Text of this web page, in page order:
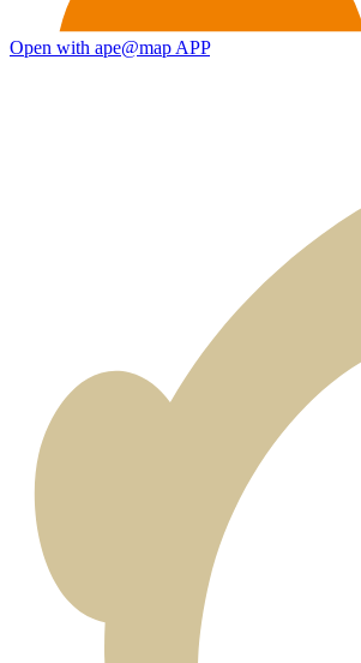
Open with ape@map APP